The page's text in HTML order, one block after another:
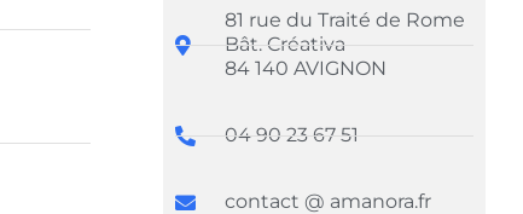
81 rue du Traité de Rome
Bât. Créativa
84 140 AVIGNON
04 90 23 67 51
contact @ amanora.fr